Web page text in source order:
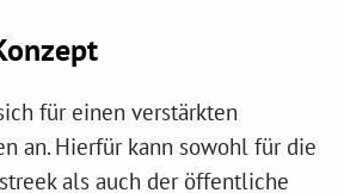
für einen verstärkten
an. Hierfür kann sowohl für die
als auch der öffentliche